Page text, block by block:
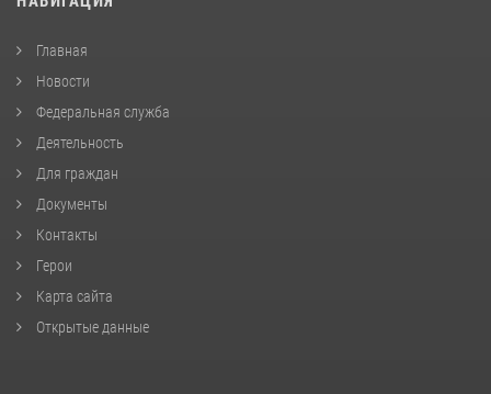
Главная
Новости
Федеральная служба
Деятельность
Для граждан
Документы
Контакты
Герои
Карта сайта
Открытые данные